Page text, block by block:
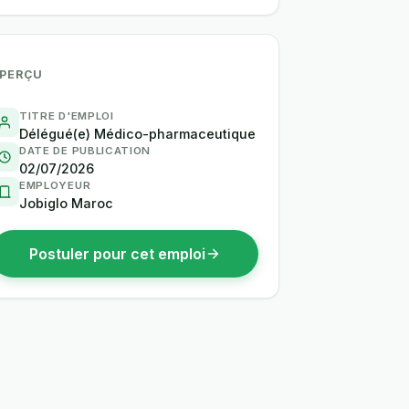
TITRE D'EMPLOI
Délégué(e) Médico-pharmaceutique
DATE DE PUBLICATION
02/07/2026
EMPLOYEUR
Jobiglo Maroc
Postuler pour cet emploi